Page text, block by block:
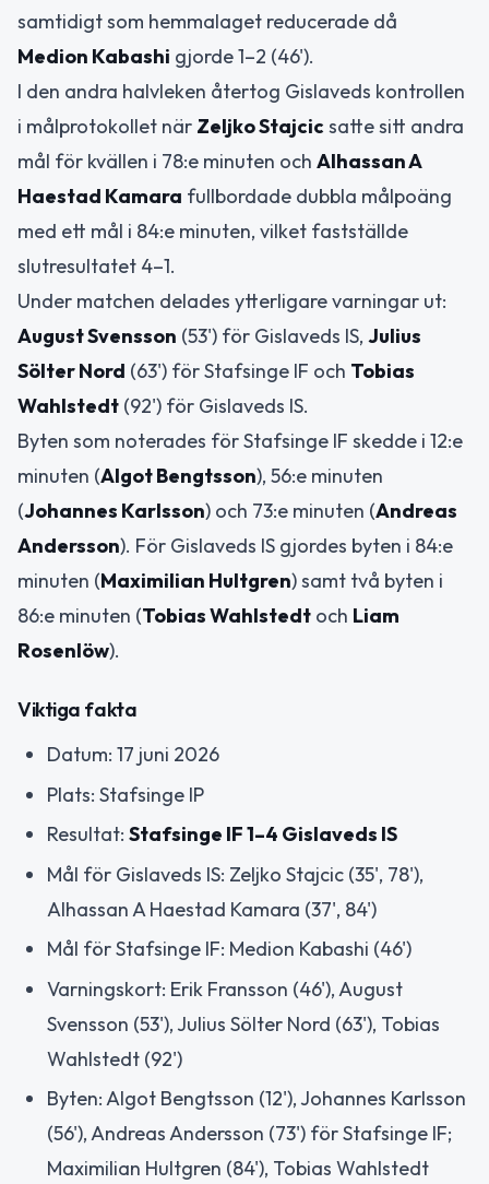
samtidigt som hemmalaget reducerade då
Medion Kabashi gjorde 1–2 (46').
I den andra halvleken återtog Gislaveds kontrollen
i målprotokollet när Zeljko Stajcic satte sitt andra
mål för kvällen i 78:e minuten och Alhassan A
Haestad Kamara fullbordade dubbla målpoäng
med ett mål i 84:e minuten, vilket fastställde
slutresultatet 4–1.
Under matchen delades ytterligare varningar ut:
August Svensson (53') för Gislaveds IS, Julius
Sölter Nord (63') för Stafsinge IF och Tobias
Wahlstedt (92') för Gislaveds IS.
Byten som noterades för Stafsinge IF skedde i 12:e
minuten (Algot Bengtsson), 56:e minuten
(Johannes Karlsson) och 73:e minuten (Andreas
Andersson). För Gislaveds IS gjordes byten i 84:e
minuten (Maximilian Hultgren) samt två byten i
86:e minuten (Tobias Wahlstedt och Liam
Rosenlöw).
Viktiga fakta
Datum: 17 juni 2026
Plats: Stafsinge IP
Resultat: Stafsinge IF 1–4 Gislaveds IS
Mål för Gislaveds IS: Zeljko Stajcic (35', 78'),
Alhassan A Haestad Kamara (37', 84')
Mål för Stafsinge IF: Medion Kabashi (46')
Varningskort: Erik Fransson (46'), August
Svensson (53'), Julius Sölter Nord (63'), Tobias
Wahlstedt (92')
Byten: Algot Bengtsson (12'), Johannes Karlsson
(56'), Andreas Andersson (73') för Stafsinge IF;
Maximilian Hultgren (84'), Tobias Wahlstedt